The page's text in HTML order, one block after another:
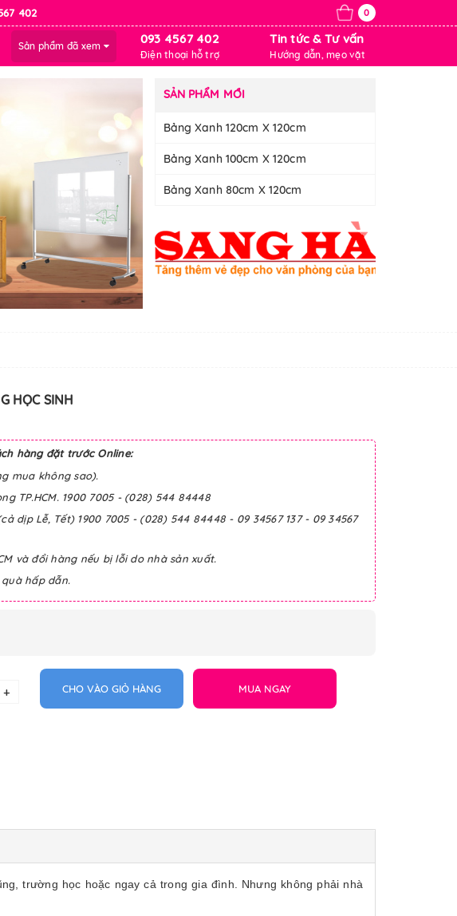
402 0
Sản phẩm đã xem 093 4567 402
Điện thoại hỗ trợ
Tin tức & Tư vấn
Hướng dẫn, mẹo vặt
SẢN PHẨM MỚI
Bảng Xanh 120cm X 120cm
Bảng Xanh 100cm X 120cm
Bảng Xanh 80cm X 120cm
HỌC SINH
hàng đặt trước Online:
mua không sao).
TP.HCM. 1900 7005 - (028) 544 84448
dịp Lễ, Tết) 1900 7005 - (028) 544 84448 - 09 34567 137 - 09 34567
và đổi hàng nếu bị lỗi do nhà sản xuất.
hấp dẫn.
+ CHO VÀO GIỎ HÀNG MUA NGAY
trường học hoặc ngay cả trong gia đình. Nhưng không phải nhà